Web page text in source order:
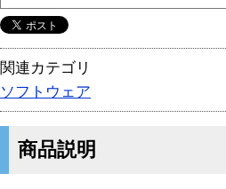
関連カテゴリ
ソフトウェア
商品説明